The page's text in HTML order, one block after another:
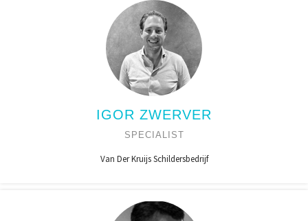
IGOR ZWERVER
SPECIALIST
Van Der Kruijs Schildersbedrijf